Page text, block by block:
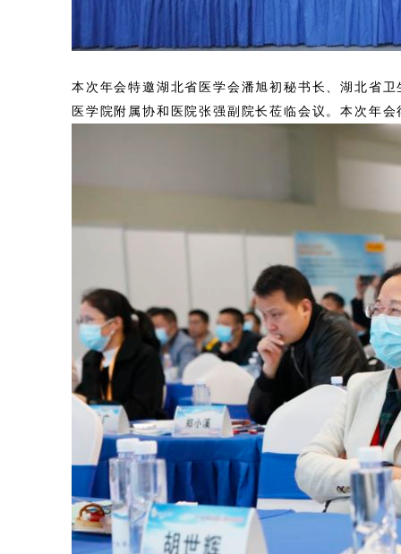
本次年会特邀湖北省医学会潘旭初秘书长、湖北省
医学院附属协和医院张强副院长莅临会议。本次年